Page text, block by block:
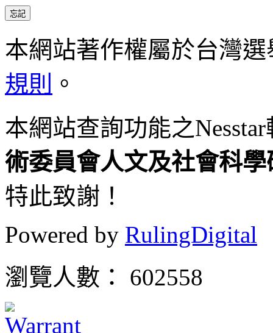
本網站著作權屬於台灣
規則
。
本網站查詢功能之Nesstar
術委員會人文及社會科
特此致謝！
Powered by RulingDigital
瀏覽人數： 602558